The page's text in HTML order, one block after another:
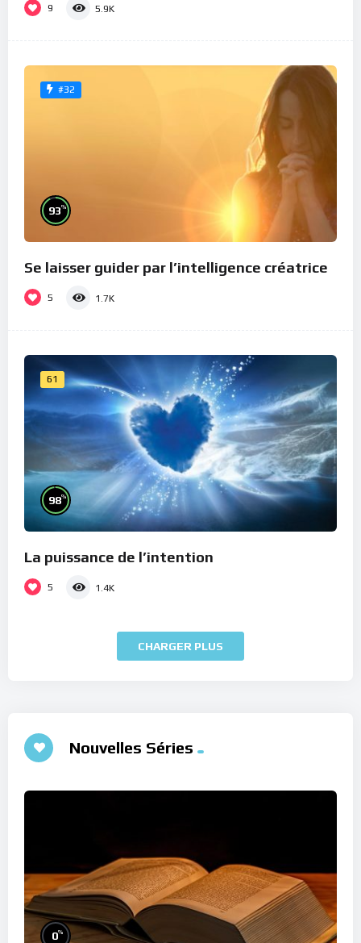
9 5.9K
#32
93%
Se laisser guider par l’intelligence créatrice
5 1.7K
61
98%
La puissance de l’intention
5 1.4K
CHARGER PLUS
Nouvelles Séries
0%